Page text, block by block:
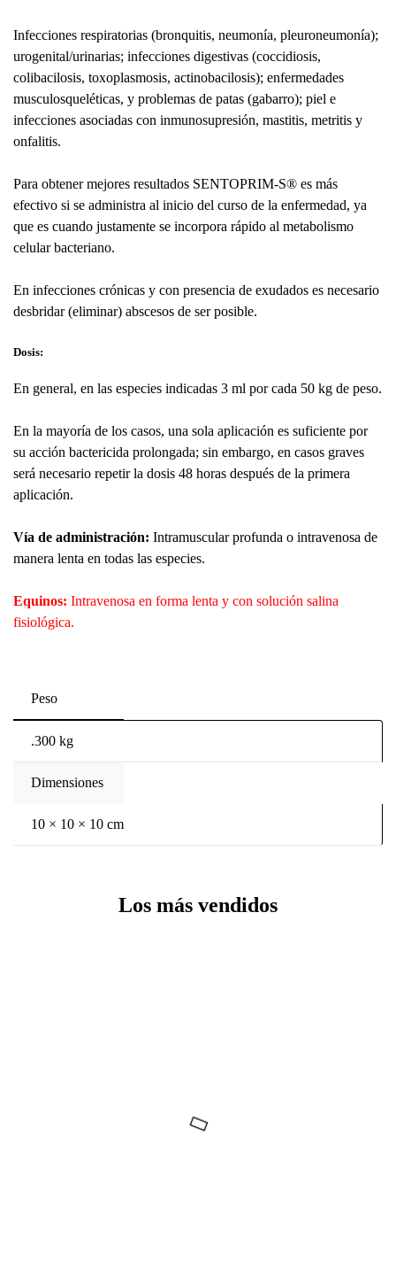
Infecciones respiratorias (bronquitis, neumonía, pleuroneumonía);
urogenital/urinarias; infecciones digestivas (coccidiosis,
colibacilosis, toxoplasmosis, actinobacilosis); enfermedades
musculosqueléticas, y problemas de patas (gabarro); piel e
infecciones asociadas con inmunosupresión, mastitis, metritis y
onfalitis.
Para obtener mejores resultados SENTOPRIM-S® es más
efectivo si se administra al inicio del curso de la enfermedad, ya
que es cuando justamente se incorpora rápido al metabolismo
celular bacteriano.
En infecciones crónicas y con presencia de exudados es necesario
desbridar (eliminar) abscesos de ser posible.
Dosis:
En general, en las especies indicadas 3 ml por cada 50 kg de peso.
En la mayoría de los casos, una sola aplicación es suficiente por
su acción bactericida prolongada; sin embargo, en casos graves
será necesario repetir la dosis 48 horas después de la primera
aplicación.
Vía de administración: Intramuscular profunda o intravenosa de
manera lenta en todas las especies.
Equinos: Intravenosa en forma lenta y con solución salina
fisiológica.
Peso
.300 kg
Dimensiones
10 × 10 × 10 cm
Los más vendidos